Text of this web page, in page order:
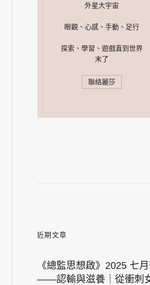
外星大宇宙
眼觀、心感、手動、足行
探索、學習、遊戲直到世界
末了
聯絡麗莎
近期文章
《總監思想啟》2025 七
——認輸與滋養｜從衝刺